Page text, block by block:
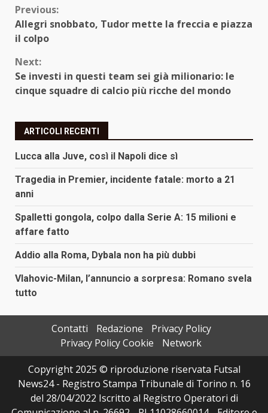
Continue
Reading
Previous:
Allegri snobbato, Tudor mette la freccia e piazza
il colpo
Next:
Se investi in questi team sei già milionario: le
cinque squadre di calcio più ricche del mondo
ARTICOLI RECENTI
Lucca alla Juve, così il Napoli dice sì
Tragedia in Premier, incidente fatale: morto a 21
anni
Spalletti gongola, colpo dalla Serie A: 15 milioni e
affare fatto
Addio alla Roma, Dybala non ha più dubbi
Vlahovic-Milan, l’annuncio a sorpresa: Romano svela
tutto
Contatti Redazione
Privacy Policy
Privacy Policy Cookie
Network
Copyright 2025 © riproduzione riservata Futsal
News24 - Registro Stampa Tribunale di Torino n. 16
del 28/04/2022 Iscritto al Registro Operatori di